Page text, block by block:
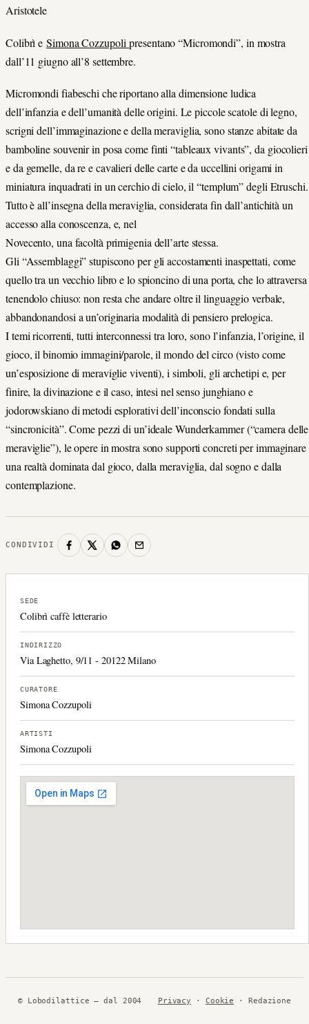
Aristotele
Colibrì eSimona Cozzupoli presentano “Micromondi”, in mostra
dall’11 giugno all’8 settembre.
Micromondi fiabeschi che riportano alla dimensione ludica
dell’infanzia e dell’umanità delle origini. Le piccole scatole di legno,
scrigni dell’immaginazione e della meraviglia, sono stanze abitate da
bamboline souvenir in posa come finti “tableaux vivants”, da giocolieri
e da gemelle, da re e cavalieri delle carte e da uccellini origami in
miniatura inquadrati in un cerchio di cielo, il “templum” degli Etruschi.
Tutto è all’insegna della meraviglia, considerata fin dall’antichità un
accesso alla conoscenza, e, nel
Novecento, una facoltà primigenia dell’arte stessa.
Gli “Assemblaggi” stupiscono per gli accostamenti inaspettati, come
quello tra un vecchio libro e lo spioncino di una porta, che lo attraversa
tenendolo chiuso: non resta che andare oltre il linguaggio verbale,
abbandonandosi a un’originaria modalità di pensiero prelogica.
I temi ricorrenti, tutti interconnessi tra loro, sono l’infanzia, l’origine, il
gioco, il binomio immagini/parole, il mondo del circo (visto come
un’esposizione di meraviglie viventi), i simboli, gli archetipi e, per
finire, la divinazione e il caso, intesi nel senso junghiano e
jodorowskiano di metodi esplorativi dell’inconscio fondati sulla
“sincronicità”. Come pezzi di un’ideale Wunderkammer (“camera delle
meraviglie”), le opere in mostra sono supporti concreti per immaginare
una realtà dominata dal gioco, dalla meraviglia, dal sogno e dalla
contemplazione.
CONDIVIDI
SEDE
Colibrì caffè letterario
INDIRIZZO
Via Laghetto, 9/11 - 20122 Milano
CURATORE
Simona Cozzupoli
ARTISTI
Simona Cozzupoli
© Lobodilattice — dal 2004 Privacy · Cookie · Redazione